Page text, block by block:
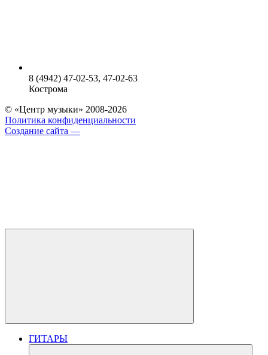
8 (4942) 47-02-53, 47-02-63
Кострома
© «Центр музыки» 2008-2026
Политика конфиденциальности
Создание сайта —
ГИТАРЫ